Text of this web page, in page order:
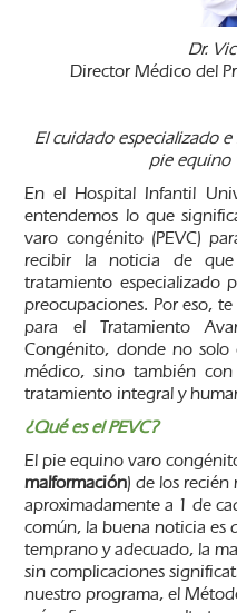
Dr.
Director Médico del
El cuidado especializado
pie equino
En el Hospital Infantil
entendemos lo que
varo congénito (PEVC)
recibir la noticia de
tratamiento especializado
preocupaciones. Por eso,
para el Tratamiento
Congénito, donde no
médico, sino también
tratamiento integral y
¿Qué es el PEVC?
El pie equino varo
malformación) de los recién
aproximadamente a 1 de
común, la buena noticia es
temprano y adecuado, la
sin complicaciones
nuestro programa, el